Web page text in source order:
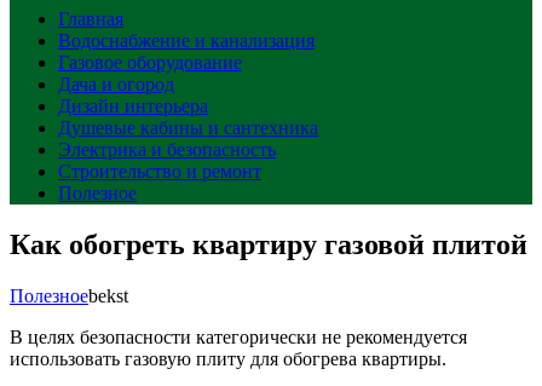
Главная
Водоснабжение и канализация
Газовое оборудование
Дача и огород
Дизайн интерьера
Душевые кабины и сантехника
Электрика и безопасность
Строительство и ремонт
Полезное
Как обогреть квартиру газовой плитой
Полезноеbekst
В целях безопасности категорически не рекомендуется
использовать газовую плиту для обогрева квартиры.